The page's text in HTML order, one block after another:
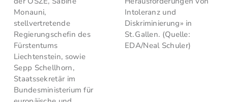
Monauni,
stellvertretende
Regierungschefin des
Fürstentums
Liechtenstein, sowie
Sepp Schellhorn,
Staatssekretär im
Bundesministerium für
Intoleranz und
Diskriminierung» in
St. Gallen. (Quelle:
EDA/Neal Schuler)